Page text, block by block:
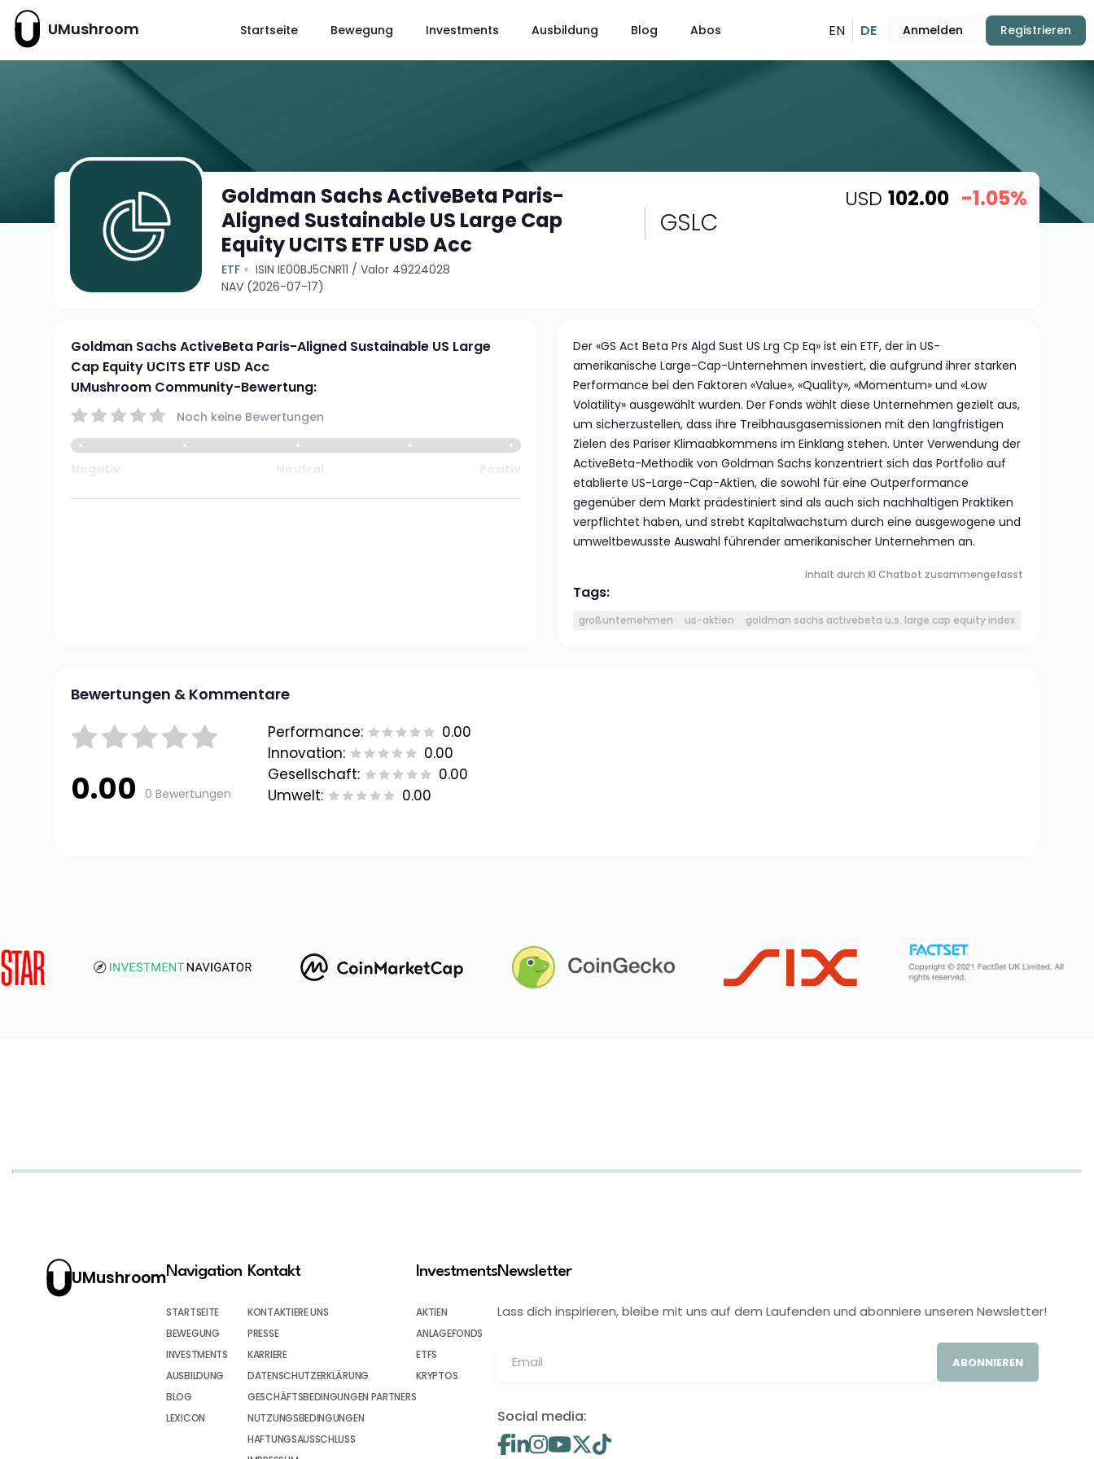
UMushroom Startseite Bewegung Investments Ausbildung Blog Abos EN DE Anmelden Registrieren
Goldman Sachs ActiveBeta Paris-
Aligned Sustainable US Large Cap
Equity UCITS ETF USD Acc
GSLC
ETF ISIN IE00BJ5CNR11 /Valor 49224028
NAV (2026-07-17)
USD 102.00 -1.05%
Goldman Sachs ActiveBeta Paris-Aligned Sustainable US Large
Cap Equity UCITS ETF USD Acc
UMushroom Community-Bewertung:
Noch keine Bewertungen
Der «GS Act Beta Prs Algd Sust US Lrg Cp Eq» ist ein ETF, der in US-
amerikanische Large-Cap-Unternehmen investiert, die aufgrund ihrer starken
Performance bei den Faktoren «Value», «Quality», «Momentum» und «Low
Volatility» ausgewählt wurden. Der Fonds wählt diese Unternehmen gezielt aus,
um sicherzustellen, dass ihre Treibhausgasemissionen mit den langfristigen
Zielen des Pariser Klimaabkommens im Einklang stehen. Unter Verwendung der
ActiveBeta-Methodik von Goldman Sachs konzentriert sich das Portfolio auf
etablierte US-Large-Cap-Aktien, die sowohl für eine Outperformance
gegenüber dem Markt prädestiniert sind als auch sich nachhaltigen Praktiken
verpflichtet haben, und strebt Kapitalwachstum durch eine ausgewogene und
umweltbewusste Auswahl führender amerikanischer Unternehmen an.
Inhalt durch KI Chatbot zusammengefasst
Tags:
großunternehmen us-aktien goldman sachs activebeta u.s. large cap equity index
Bewertungen & Kommentare
0.00 0 Bewertungen
Performance:
0.00
Innovation:
0.00
Gesellschaft:
0.00
Umwelt:
0.00
UMushroomNavigation
STARTSEITE
BEWEGUNG
INVESTMENTS
AUSBILDUNG
BLOG
LEXICON
Kontakt
KONTAKTIERE UNS
PRESSE
KARRIERE
DATENSCHUTZERKLÄRUNG
GESCHÄFTSBEDINGUNGEN PARTNERS
NUTZUNGSBEDINGUNGEN
HAFTUNGSAUSSCHLUSS
Investments
AKTIEN
ANLAGEFONDS
ETFS
KRYPTOS
Newsletter
Lass dich inspirieren, bleibe mit uns auf dem Laufenden und abonniere unseren Newsletter!
ABONNIEREN
Social media: